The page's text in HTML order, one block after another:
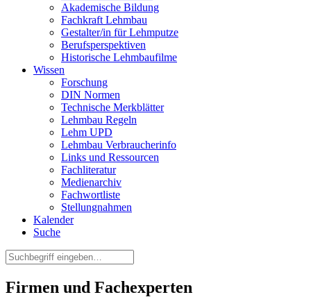
Akademische Bildung
Fachkraft Lehmbau
Gestalter/in für Lehmputze
Berufsperspektiven
Historische Lehmbaufilme
Wissen
Forschung
DIN Normen
Technische Merkblätter
Lehmbau Regeln
Lehm UPD
Lehmbau Verbraucherinfo
Links und Ressourcen
Fachliteratur
Medienarchiv
Fachwortliste
Stellungnahmen
Kalender
Suche
Firmen und Fachexperten